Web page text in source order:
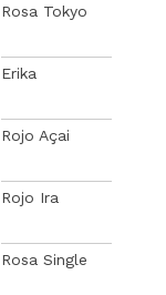
Rosa Tokyo
Erika
Rojo Açai
Rojo Ira
Rosa Single